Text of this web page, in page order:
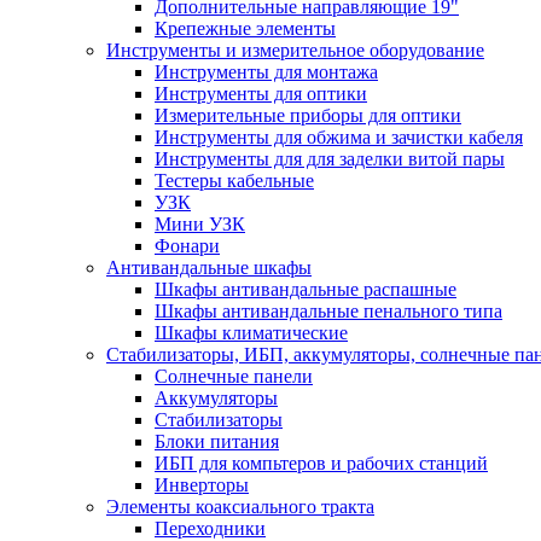
Дополнительные направляющие 19"
Крепежные элементы
Инструменты и измерительное оборудование
Инструменты для монтажа
Инструменты для оптики
Измерительные приборы для оптики
Инструменты для обжима и зачистки кабеля
Инструменты для для заделки витой пары
Тестеры кабельные
УЗК
Мини УЗК
Фонари
Антивандальные шкафы
Шкафы антивандальные распашные
Шкафы антивандальные пенального типа
Шкафы климатические
Стабилизаторы, ИБП, аккумуляторы, солнечные
Солнечные панели
Аккумуляторы
Стабилизаторы
Блоки питания
ИБП для компьтеров и рабочих станций
Инверторы
Элементы коаксиального тракта
Переходники